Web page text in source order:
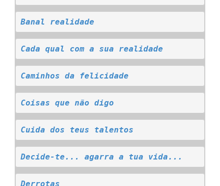
Banal realidade
Cada qual com a sua realidade
Caminhos da felicidade
Coisas que não digo
Cuida dos teus talentos
Decide-te... agarra a tua vida...
Derrotas